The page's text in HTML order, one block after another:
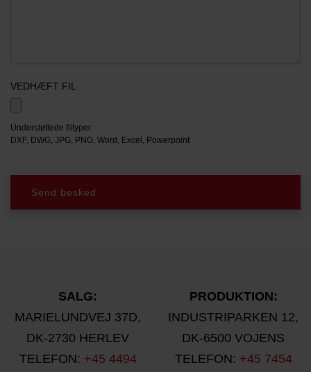
VEDHÆFT FIL
Understøttede filtyper:
DXF, DWG, JPG, PNG, Word, Excel, Powerpoint
Send besked
SALG:
MARIELUNDVEJ 37D,
DK-2730 HERLEV
TELEFON: +45 4494
PRODUKTION:
INDUSTRIPARKEN 12,
DK-6500 VOJENS
TELEFON: +45 7454